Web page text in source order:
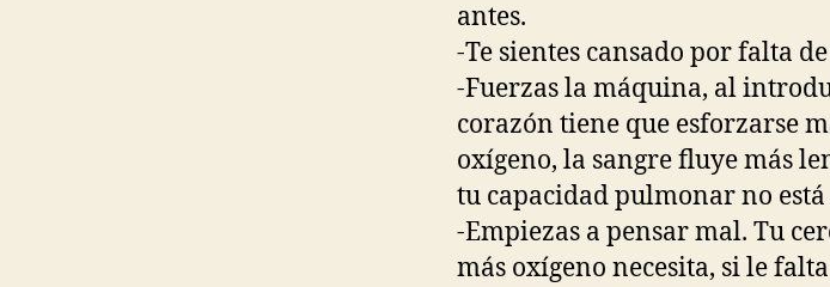
antes.
-Te sientes cansado por falta
-Fuerzas la máquina, al
corazón tiene que esforzarse
oxígeno, la sangre fluye más
tu capacidad pulmonar no
-Empiezas a pensar mal. Tu
más oxígeno necesita, si le